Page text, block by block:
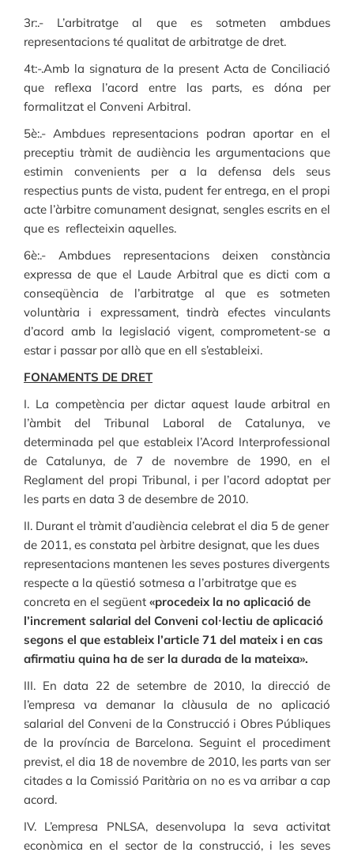
3r:.- L’arbitratge al que es sotmeten ambdues
representacions té qualitat de arbitratge de dret.
4t:-.Amb la signatura de la present Acta de Conciliació
que reflexa l’acord entre las parts, es dóna per
formalitzat el Conveni Arbitral.
5è:.- Ambdues representacions podran aportar en el
preceptiu tràmit de audiència les argumentacions que
estimin convenients per a la defensa dels seus
respectius punts de vista, pudent fer entrega, en el propi
acte l’àrbitre comunament designat, sengles escrits en el
que es reflecteixin aquelles.
6è:.-
Ambdues representacions deixen constància
expressa de que el Laude Arbitral que es dicti com a
conseqüència de l’arbitratge al que es sotmeten
voluntària i expressament, tindrà efectes vinculants
d’acord amb la legislació vigent, comprometent-se a
estar i passar por allò que en ell s’estableixi.
FONAMENTS DE DRET
I. La competència per dictar aquest laude arbitral en
l’àmbit del Tribunal Laboral de Catalunya, ve
determinada pel que estableix l’Acord Interprofessional
de Catalunya, de 7 de novembre de 1990, en el
Reglament del propi Tribunal, i per l’acord adoptat per
les parts en data 3 de desembre de 2010.
II. Durant el tràmit d’audiència celebrat el dia 5 de gener
de 2011, es constata pel àrbitre designat, que les dues
representacions mantenen les seves postures divergents
respecte a la qüestió sotmesa a l’arbitratge que es
concreta en el següent «procedeix la no aplicació de
l’increment salarial del Conveni col·lectiu de aplicació
segons el que estableix l’article 71 del mateix i en cas
afirmatiu quina ha de ser la durada de la mateixa».
III. En data 22 de setembre de 2010, la direcció de
l’empresa va demanar la clàusula de no aplicació
salarial del Conveni de la Construcció i Obres Públiques
de la província de Barcelona. Seguint el procediment
previst, el dia 18 de novembre de 2010, les parts van ser
citades a la Comissió Paritària on no es va arribar a cap
acord.
IV. L’empresa PNLSA, desenvolupa la seva activitat
econòmica en el sector de la construcció, i les seves